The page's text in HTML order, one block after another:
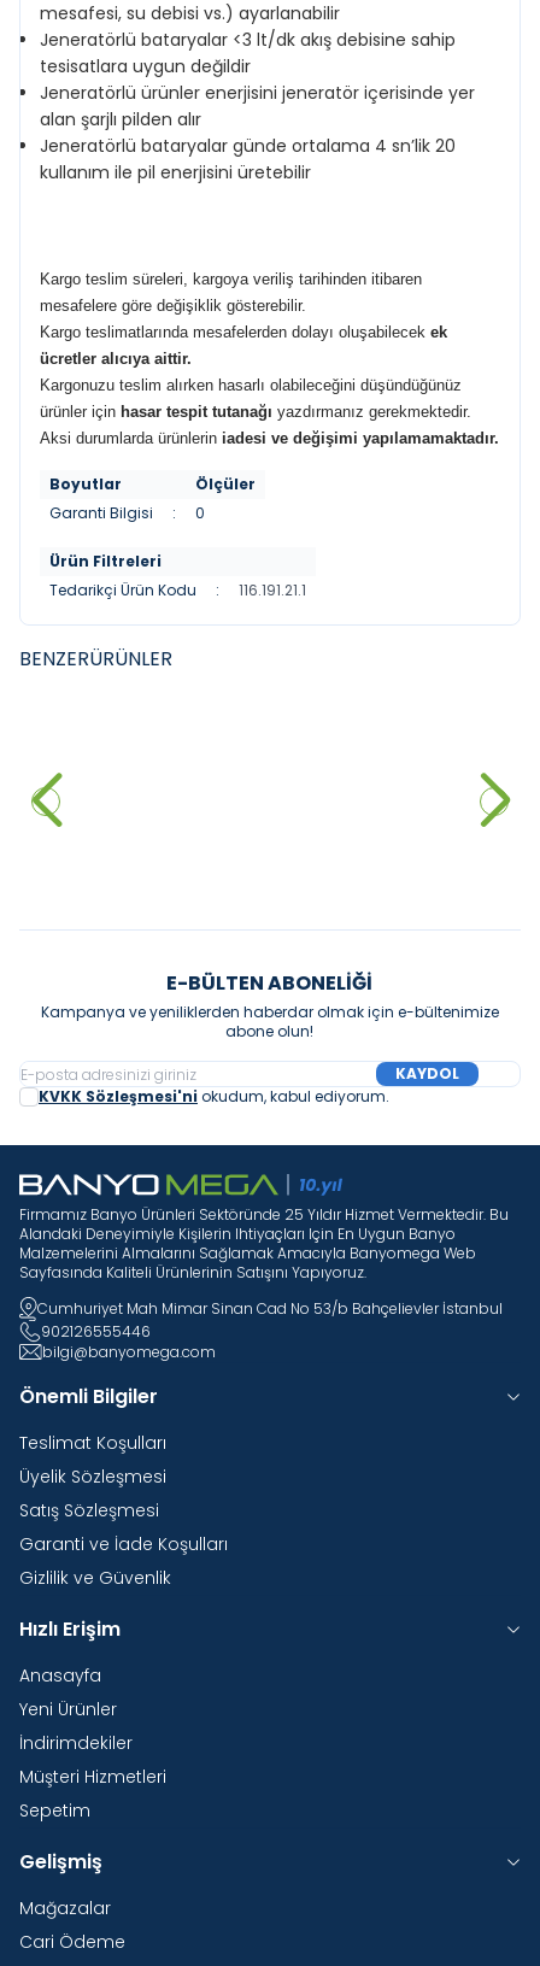
mesafesi, su debisi vs.) ayarlanabilir
Jeneratörlü bataryalar <3 lt/dk akış debisine sahip
tesisatlara uygun değildir
Jeneratörlü ürünler enerjisini jeneratör içerisinde yer
alan şarjlı pilden alır
Jeneratörlü bataryalar günde ortalama 4 sn’lik 20
kullanım ile pil enerjisini üretebilir
Kargo teslim süreleri, kargoya veriliş tarihinden itibaren
mesafelere göre değişiklik gösterebilir.
Kargo teslimatlarında mesafelerden dolayı oluşabilecek ek
ücretler alıcıya aittir.
Kargonuzu teslim alırken hasarlı olabileceğini düşündüğünüz
ürünler için hasar tespit tutanağı yazdırmanız gerekmektedir.
Aksi durumlarda ürünlerin iadesi ve değişimi yapılamamaktadır.
Boyutlar
Ölçüler
Garanti Bilgisi
: 0
Ürün Filtreleri
Tedarikçi Ürün Kodu
: 116.191.21.1
BENZERÜRÜNLER
20.700,00
E-BÜLTEN ABONELIĞI
Kampanya ve yeniliklerden haberdar olmak için e-bültenimize
abone olun!
KAYDOL
KVKK Sözleşmesi'ni okudum, kabul ediyorum.
Firmamız Banyo Ürünleri Sektöründe 25 Yıldır Hizmet Vermektedir. Bu
Alandaki Deneyimiyle Kişilerin Ihtiyaçları Için En Uygun Banyo
Malzemelerini Almalarını Sağlamak Amacıyla Banyomega Web
Sayfasında Kaliteli Ürünlerinin Satışını Yapıyoruz.
Cumhuriyet Mah Mimar Sinan Cad No 53/b Bahçelievler İstanbul
902126555446
bilgi@banyomega.com
Önemli Bilgiler
Teslimat Koşulları
Üyelik Sözleşmesi
Satış Sözleşmesi
Garanti ve İade Koşulları
Gizlilik ve Güvenlik
Hızlı Erişim
Anasayfa
Yeni Ürünler
İndirimdekiler
Müşteri Hizmetleri
Sepetim
Gelişmiş
Mağazalar
Cari Ödeme